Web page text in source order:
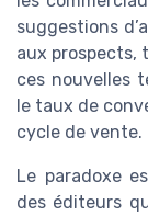
suggestions
aux prospects,
ces nouvelles
le taux de
cycle de vente.
Le paradoxe
des éditeurs